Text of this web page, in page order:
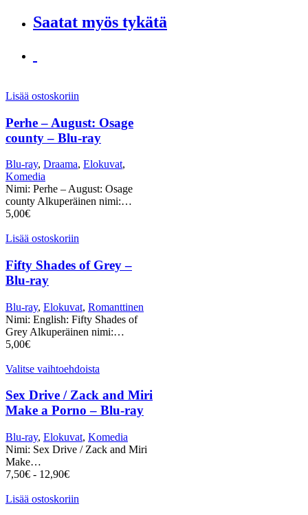
Saatat myös tykätä
Lisää ostoskoriin
Perhe – August: Osage
county – Blu-ray
Blu-ray, Draama, Elokuvat,
Komedia
Nimi: Perhe – August: Osage
county Alkuperäinen nimi:…
5,00€
Lisää ostoskoriin
Fifty Shades of Grey –
Blu-ray
Blu-ray, Elokuvat, Romanttinen
Nimi: English: Fifty Shades of
Grey Alkuperäinen nimi:…
5,00€
Valitse vaihtoehdoista
Sex Drive / Zack and Miri
Make a Porno – Blu-ray
Blu-ray, Elokuvat, Komedia
Nimi: Sex Drive / Zack and Miri
Make…
7,50€ - 12,90€
Lisää ostoskoriin